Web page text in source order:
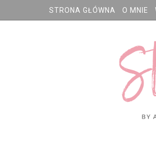
STRONA GŁÓWNA O MNIE